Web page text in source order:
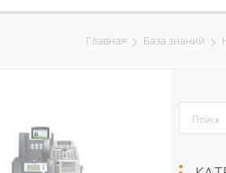
Главная База знаний